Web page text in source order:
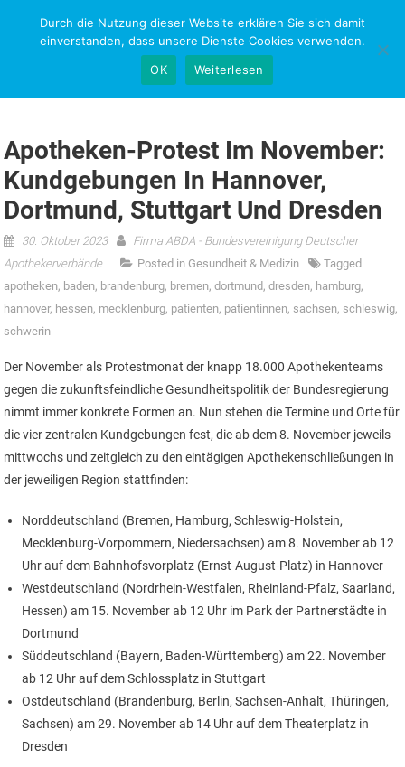
NEWS-RESEARCH
Apotheken-Protest Im November:
Kundgebungen In Hannover,
Dortmund, Stuttgart Und Dresden
30. Oktober 2023
Firma ABDA - Bundesvereinigung Deutscher
Apothekerverbände
Posted in Gesundheit & Medizin
Tagged
apotheken, baden, brandenburg, bremen,dortmund ,dresden, hamburg,
hannover, hessen, mecklenburg, patienten, patientinnen, sachsen, schleswig,
schwerin
Der November als Protestmonat der knapp 18.000 Apothekenteams
gegen die zukunftsfeindliche Gesundheitspolitik der Bundesregierung
nimmt immer konkrete Formen an. Nun stehen die Termine und Orte für
die vier zentralen Kundgebungen fest, die ab dem 8. November jeweils
mittwochs und zeitgleich zu den eintägigen Apothekenschließungen in
der jeweiligen Region stattfinden:
Norddeutschland (Bremen, Hamburg, Schleswig-Holstein,
Mecklenburg-Vorpommern, Niedersachsen) am 8. November ab 12
Uhr auf dem Bahnhofsvorplatz (Ernst-August-Platz) in Hannover
Westdeutschland (Nordrhein-Westfalen, Rheinland-Pfalz, Saarland,
Hessen) am 15. November ab 12 Uhr im Park der Partnerstädte in
Dortmund
Süddeutschland (Bayern, Baden-Württemberg) am 22. November
ab 12 Uhr auf dem Schlossplatz in Stuttgart
Ostdeutschland (Brandenburg, Berlin, Sachsen-Anhalt, Thüringen,
Sachsen) am 29. November ab 14 Uhr auf dem Theaterplatz in
Dresden
Durch die Nutzung dieser Website erklären Sie sich damit
einverstanden, dass unsere Dienste Cookies verwenden.
OK
Weiterlesen